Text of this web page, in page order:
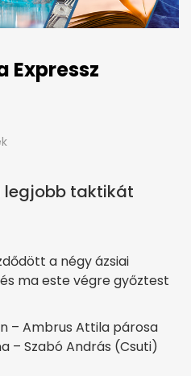
Expressz
legjobb taktikát
a négy ázsiai
ma este végre győztest
– Ambrus Attila párosa
– Szabó András (Csuti)